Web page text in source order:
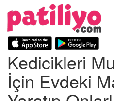
Kedicikleri
İçin Evdeki